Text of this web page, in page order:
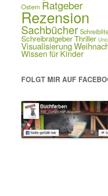
Ostern Ratgeber
Rezension
Sachbücher
SchreibratgeberThriller
Visualisierung
Wissen für Kinder
FOLGT MIR AUF